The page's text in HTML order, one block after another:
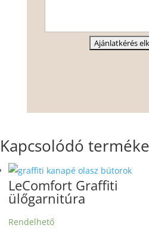
Kapcsolódó
LeComfort Graffiti
ülőgarnitúra
Rendelhető